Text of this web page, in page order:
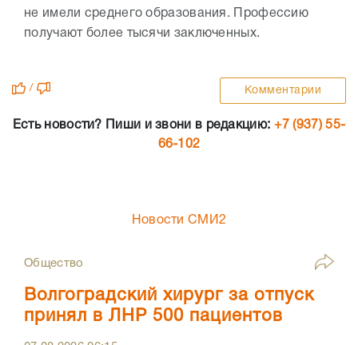
не имели среднего образования. Профессию
получают более тысячи заключенных.
/ Комментарии
Есть новости? Пиши и звони в редакцию: +7 (937) 55-
66-102
Новости СМИ2
Общество
Волгоградский хирург за отпуск
принял в ЛНР 500 пациентов